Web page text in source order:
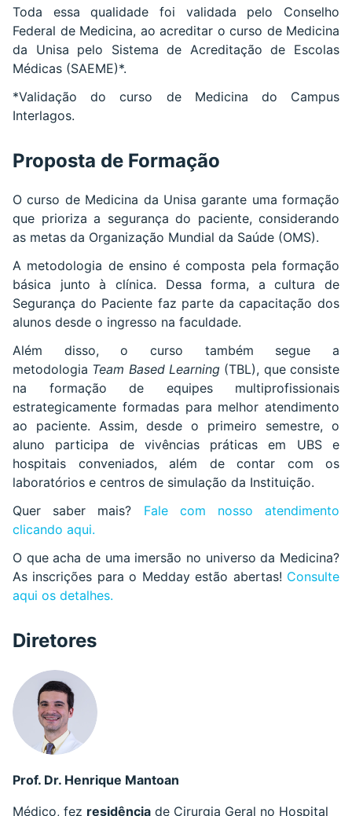
Toda essa qualidade foi validada pelo Conselho
Federal de Medicina, ao acreditar o curso de Medicina
da Unisa pelo Sistema de Acreditação de Escolas
Médicas (SAEME)*.
*Validação do curso de Medicina do Campus
Interlagos.
Proposta de Formação
O curso de Medicina da Unisa garante uma formação
que prioriza a segurança do paciente, considerando
as metas da Organização Mundial da Saúde (OMS).
A metodologia de ensino é composta pela formação
básica junto à clínica. Dessa forma, a cultura de
Segurança do Paciente faz parte da capacitação dos
alunos desde o ingresso na faculdade.
Além disso, o curso também segue a
metodologia Team Based Learning (TBL), que consiste
na formação de equipes multiprofissionais
estrategicamente formadas para melhor atendimento
ao paciente. Assim, desde o primeiro semestre, o
aluno participa de vivências práticas em UBS e
hospitais conveniados, além de contar com os
laboratórios e centros de simulação da Instituição.
Quer saber mais? Fale com nosso atendimento
clicando aqui.
O que acha de uma imersão no universo da Medicina?
As inscrições para o Medday estão abertas! Consulte
aqui os detalhes.
Diretores
Prof. Dr. Henrique Mantoan
Médico, fez residência de Cirurgia Geral no Hospital